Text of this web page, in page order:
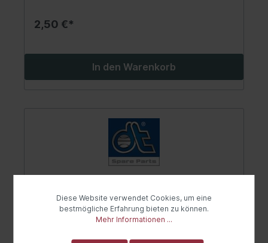
2,50 €*
In den Warenkorb
Diese Website verwendet Cookies, um eine
bestmögliche Erfahrung bieten zu können.
Mehr Informationen ...